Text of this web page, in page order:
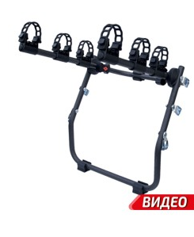
ВО ЛИСТА СО ЖЕЛБИ
СПОРЕДИ СО ДРУГ